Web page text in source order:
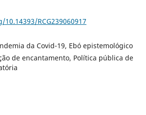
RCG239060917
da Covid-19, Ebó epistemológico
de encantamento, Política pública de